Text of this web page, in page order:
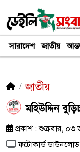
সারাদেশ জাতীয়
জাতীয়
মহিউদ্দিন
প্রকাশ : শুক্রবার,
ফটোকার্ড ডাউনলোড